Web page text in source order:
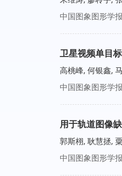
中国图象图形学报
卫星视频单目
高桃峰, 何银鑫,
中国图象图形学报
用于轨道图像
郭斯栩, 耿慧拯,
中国图象图形学报